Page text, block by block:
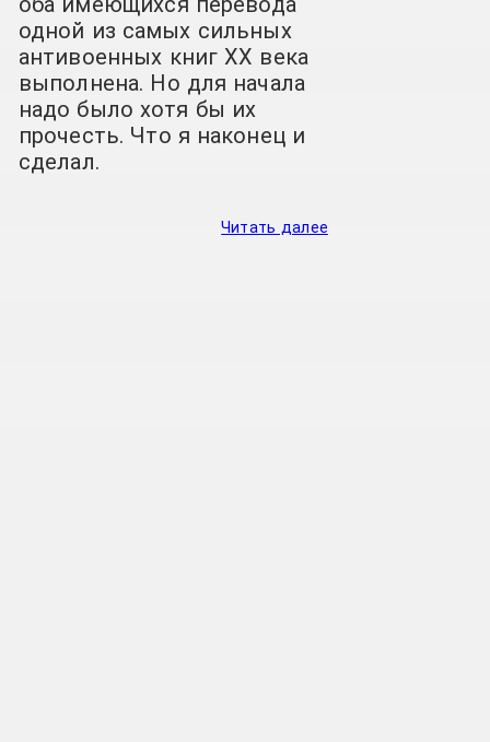
одной из самых сильных
антивоенных книг XX века
выполнена. Но для начала
надо было хотя бы их
прочесть. Что я наконец и
сделал.
Читать далее